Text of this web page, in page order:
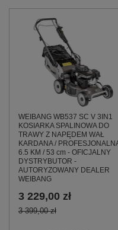
WEIBANG WB537 SC V 3IN1
KOSIARKA SPALINOWA DO
TRAWY Z NAPĘDEM WAŁ
KARDANA /
6.5 KM / 53 cm - OFICJALNY
DYSTRYBUTOR -
AUTORYZOWANY DEALER
WEIBANG
3 229,00 zł
3 399,00 zł